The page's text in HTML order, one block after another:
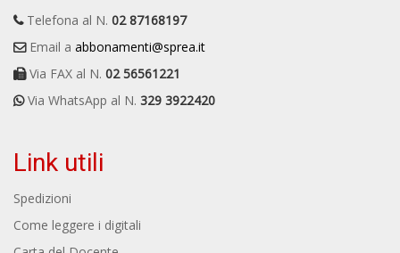
Telefona al N. 02 87168197
Email a abbonamenti@sprea.it
Via FAX al N. 02 56561221
Via WhatsApp al N. 329 3922420
Link utili
Spedizioni
Come leggere i digitali